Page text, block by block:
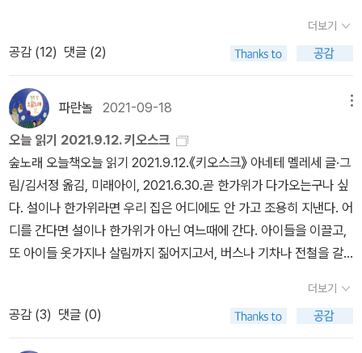
늘 둥둥 떠 있을 수밖에 없습니다.SNS를 하다 보면, 멋진 곳, 맛있는
것, 황홀한 경험, 행복한 사람들을 많이 만나게 됩니다.나는 그렇지 않
은데, 사람들은 좋겠다는 마음이 절로 들 것 같습니다.그러면 마음을
잡기가 힘들겠지요?자신의 일상과 소명에 진심인 사람들이 꾸는 꿈
이 진짜 아름답습니다.* 동명의 애니메이션도 재미있습니다.작가의
다른 작품들도 기대가 되네요.^^
사람들에게 추천해주고 싶은 책이다. 불패의 <슈퍼거북>은 아는 사
람이 많지만 아직도 모르는 사람이 있다면 아이들에게 꼭 읽어주라고
권하고 싶다. 난 이참에 <슈퍼 토끼>를 사 볼까 한다. 아이들에게 수
업하기엔 <아나톨의 작은 냄비>도 참 좋다.올해 핫 했던 <키오스크>
는 내가 아직 읽기 전이라 궁금한 그림책이다. 고학년이니까 <질문의
책>도 추천해야겠다.쓰다보니 날이 밝았다. 예산도 적으니 뭐 이정도
면 충분하리라.
더보기
공감 (12) 댓글 (2)
파란놀 2021-09-18
오늘 읽기 2021.9.12. 키오스크
숲노래 오늘책오늘 읽기 2021.9.12.《키오스크》 아네테 멜레세 글·그
림/김서정 옮김, 미래아이, 2021.6.30.곧 한가위가 다가오는구나 싶
다. 설이나 한가위라면 우리 집은 어디에도 안 가고 조용히 지낸다. 어
디를 간다면 설이나 한가위가 아닌 여느때에 간다. 아이들을 이끌고,
또 아이들 옷가지나 살림까지 짊어지고서, 버스나 기차나 전철을 갈
본 사람은 하나도 모르리라. 그렇다. “안 해본 사람, 안 겪은 사람”은
모른다. 가난한 적이 없던 이는 가난을 모르고, 가멸찬 적이 없는 사람
은 가멸참을 모른다. 풀꽃하고 속삭인 적이 없으면 풀꽃이 말을 하는
더보기
공감 (3) 댓글 (0)